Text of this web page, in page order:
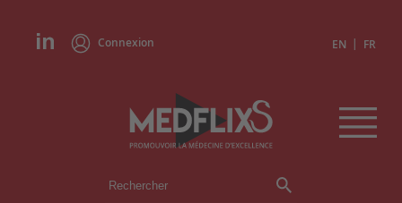
Connexion EN | FR
ÉVÉNEMENTS